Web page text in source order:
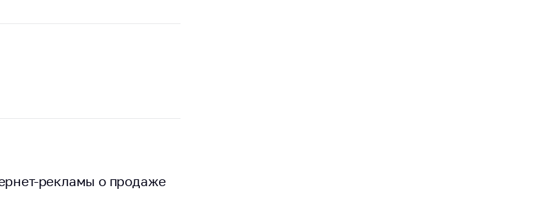
рекламы о продаже